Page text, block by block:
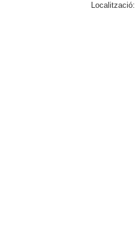
Localització: